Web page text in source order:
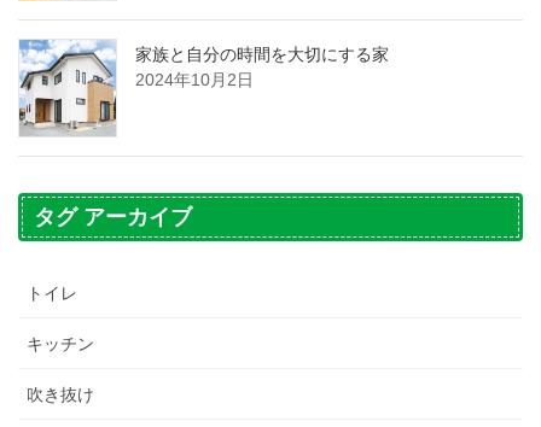
家族と自分の時間を大切にする家
2024年10月2日
タグ アーカイブ
トイレ
キッチン
吹き抜け